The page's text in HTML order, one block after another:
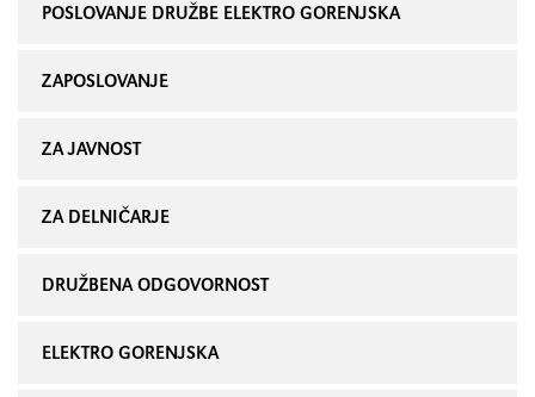
POSLOVANJE DRUŽBE ELEKTRO GORENJSKA
ZAPOSLOVANJE
ZA JAVNOST
ZA DELNIČARJE
DRUŽBENA ODGOVORNOST
ELEKTRO GORENJSKA